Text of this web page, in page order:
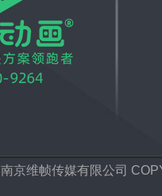
南京维帧传媒有限公司